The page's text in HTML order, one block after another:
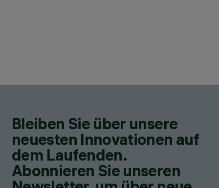
Bleiben Sie über unsere
neuesten Innovationen auf
dem Laufenden.
Abonnieren Sie unseren